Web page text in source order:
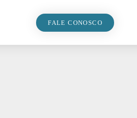
FALE CONOSCO